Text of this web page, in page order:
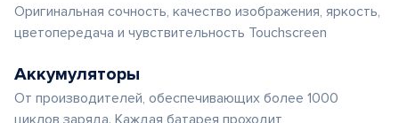
Оригинальная сочность, качество изображения, яркость,
цветопередача и чувствительность Touchscreen
Аккумуляторы
От производителей, обеспечивающих более 1000